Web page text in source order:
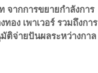
จากการขยายกำลังการ
อง เพาเวอร์ รวมถึงการ
ติจ่ายปันผลระหว่างกาล